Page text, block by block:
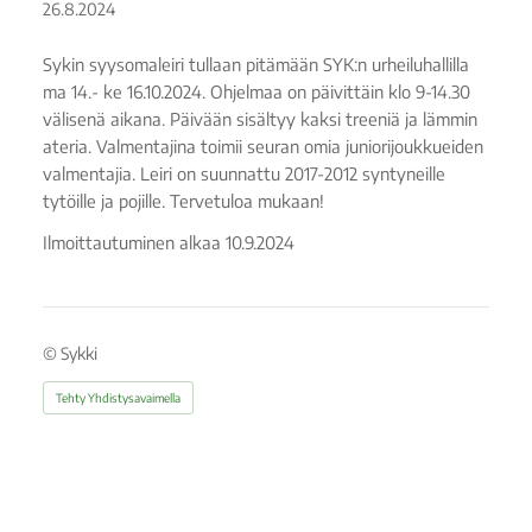
26.8.2024
Sykin syysomaleiri tullaan pitämään SYK:n urheiluhallilla
ma 14.- ke 16.10.2024. Ohjelmaa on päivittäin klo 9-14.30
välisenä aikana. Päivään sisältyy kaksi treeniä ja lämmin
ateria. Valmentajina toimii seuran omia juniorijoukkueiden
valmentajia. Leiri on suunnattu 2017-2012 syntyneille
tytöille ja pojille. Tervetuloa mukaan!
Ilmoittautuminen alkaa 10.9.2024
© Sykki
Tehty Yhdistysavaimella